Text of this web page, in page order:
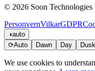
© 2026 Soon Technologies
PersonvernVilkarGDPR
◑auto
⟳Auto Dawn Day Dusk
We use cookies to